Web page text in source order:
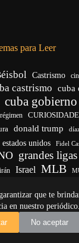
que te
en nuestro periódico.
No aceptar
para Leer
Castrismo
castrismo cuba
cuba gobierno
donald trump
estados unidos Fidel
grandes ligas
irán Israel MLB
Ucrania
2026 - El Vigía de
web y SEO por